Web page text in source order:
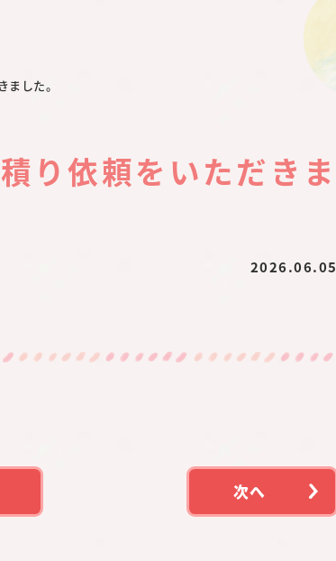
した。
り依頼をいただきま
2026.06.05
次へ